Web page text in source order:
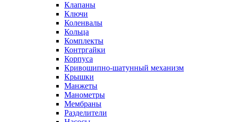
Клапаны
Ключи
Коленвалы
Кольца
Комплекты
Контргайки
Корпуса
Кривошипно-шатунный механизм
Крышки
Манжеты
Манометры
Мембраны
Разделители